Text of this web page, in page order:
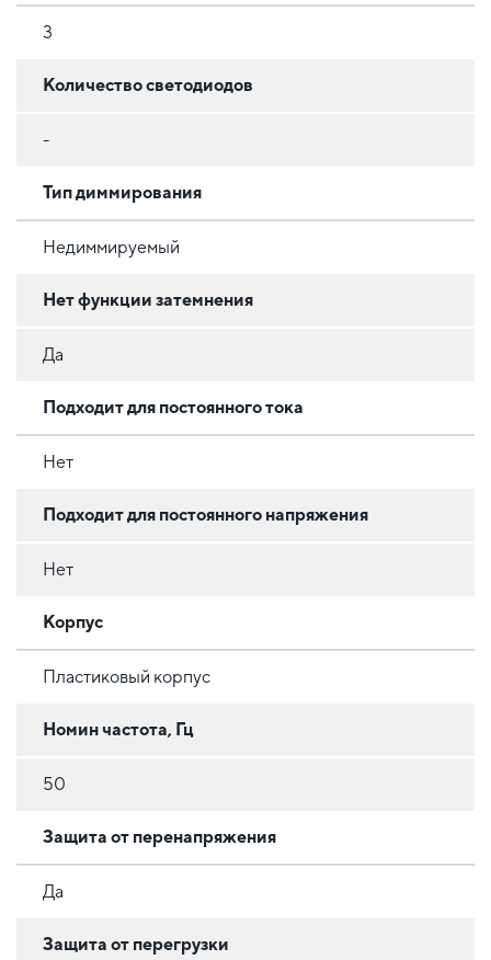
3
Количество светодиодов
-
Тип диммирования
Недиммируемый
Нет функции затемнения
Да
Подходит для постоянного тока
Нет
Подходит для постоянного напряжения
Нет
Корпус
Пластиковый корпус
Номин частота, Гц
50
Защита от перенапряжения
Да
Защита от перегрузки